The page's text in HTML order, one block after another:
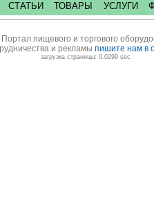
СТАТЬИ ТОВАРЫ УСЛУГИ
пищевого и торгового
и рекламы пишите нам в
загрузка страницы: 0.0299 sec